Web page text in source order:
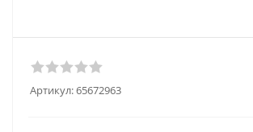
Артикул:65672963